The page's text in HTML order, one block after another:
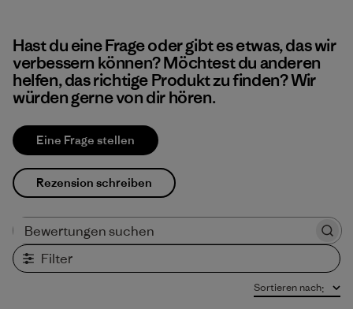
Hast du eine Frage oder gibt es etwas, das wir
verbessern können? Möchtest du anderen
helfen, das richtige Produkt zu finden? Wir
würden gerne von dir hören.
Eine Frage stellen
Rezension schreiben
Filter
Sortieren nach: